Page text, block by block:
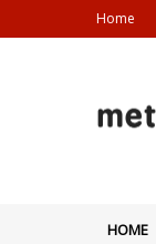
Home
HOME